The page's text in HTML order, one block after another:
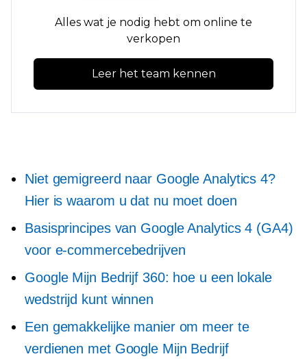
Alles wat je nodig hebt om online te
verkopen
Leer het team kennen
Niet gemigreerd naar Google Analytics 4?
Hier is waarom u dat nu moet doen
Basisprincipes van Google Analytics 4 (GA4)
voor e-commercebedrijven
Google Mijn Bedrijf 360: hoe u een lokale
wedstrijd kunt winnen
Een gemakkelijke manier om meer te
verdienen met Google Mijn Bedrijf